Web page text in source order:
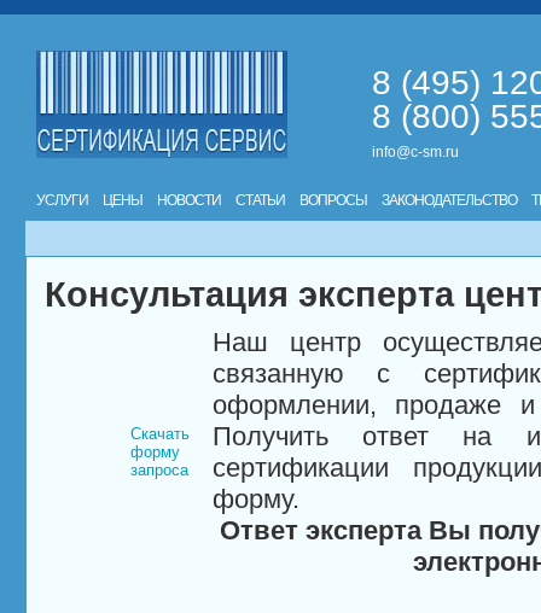
8 (495)
8 (800)
info@c-sm.ru
УСЛУГИ ЦЕНЫ НОВОСТИ СТАТЬИ ВОПРОСЫ ЗАКОНОДАТЕЛЬСТВО
Консультация эксперта
Скачать
форму
запроса
Наш центр
связанную с
оформлении, продаже и
Получить ответ на
сертификации
форму.
Ответ эксперта Вы